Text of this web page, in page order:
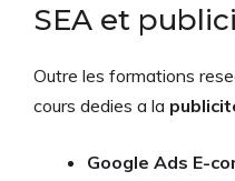
SEA et
Outre les formations
cours dedies a la
Google Ads E-